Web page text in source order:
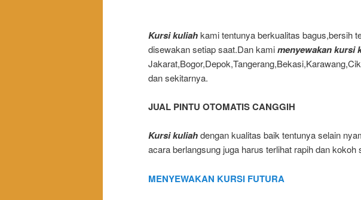
Kursi kuliahkami tentunya berkualitas bagus,bersih
disewakan setiap saat.Dan kamimenyewakan kursi
dan sekitarnya.
JUAL PINTU OTOMATIS CANGGIH
Kursi kuliahdengan kualitas baik tentunya selain
acara berlangsung juga harus terlihat rapih dan
MENYEWAKAN KURSI FUTURA